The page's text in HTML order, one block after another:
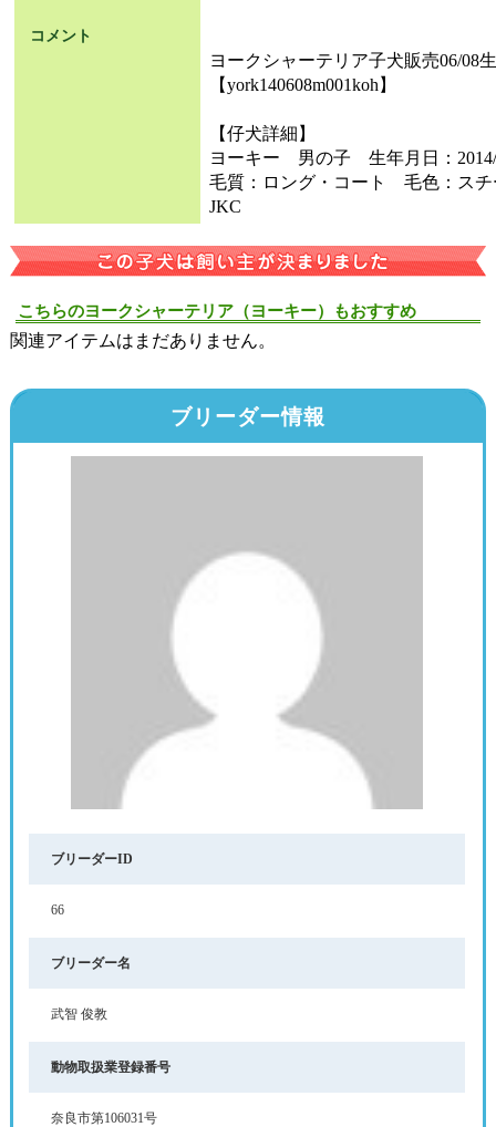
コメント
ヨークシャーテリア子犬販売06/08
【york140608m001koh】
【仔犬詳細】
ヨーキー 男の子 生年月日：2014/
毛質：ロング・コート 毛色：ス
JKC
こちらのヨークシャーテリア（ヨーキー）もおすすめ
関連アイテムはまだありません。
ブリーダー情報
ブリーダーID
66
ブリーダー名
武智 俊教
動物取扱業登録番号
奈良市第106031号